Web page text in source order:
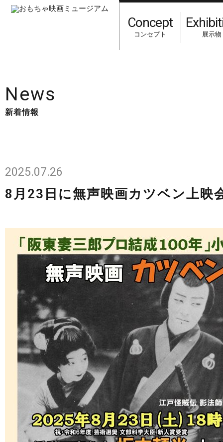
Concept
コンセプト 展示物
News
新着情報
2025.07.26
8月23日に無声映画カツベン上映